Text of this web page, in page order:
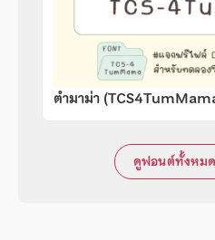
ตำมาม่า
ดูฟอนต์ทั้งหม